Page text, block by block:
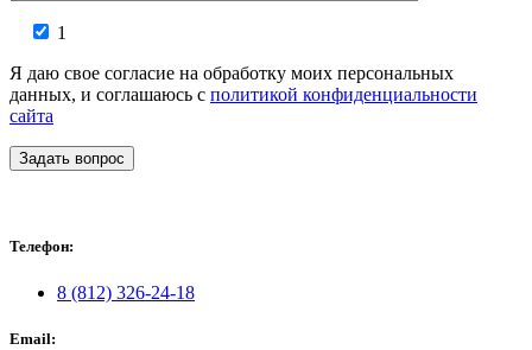
1
Я даю свое согласие на обработку моих персональных
данных, и соглашаюсь с политикой конфиденциальности
сайта
Задать вопрос
Телефон:
8 (812) 326-24-18
Email: